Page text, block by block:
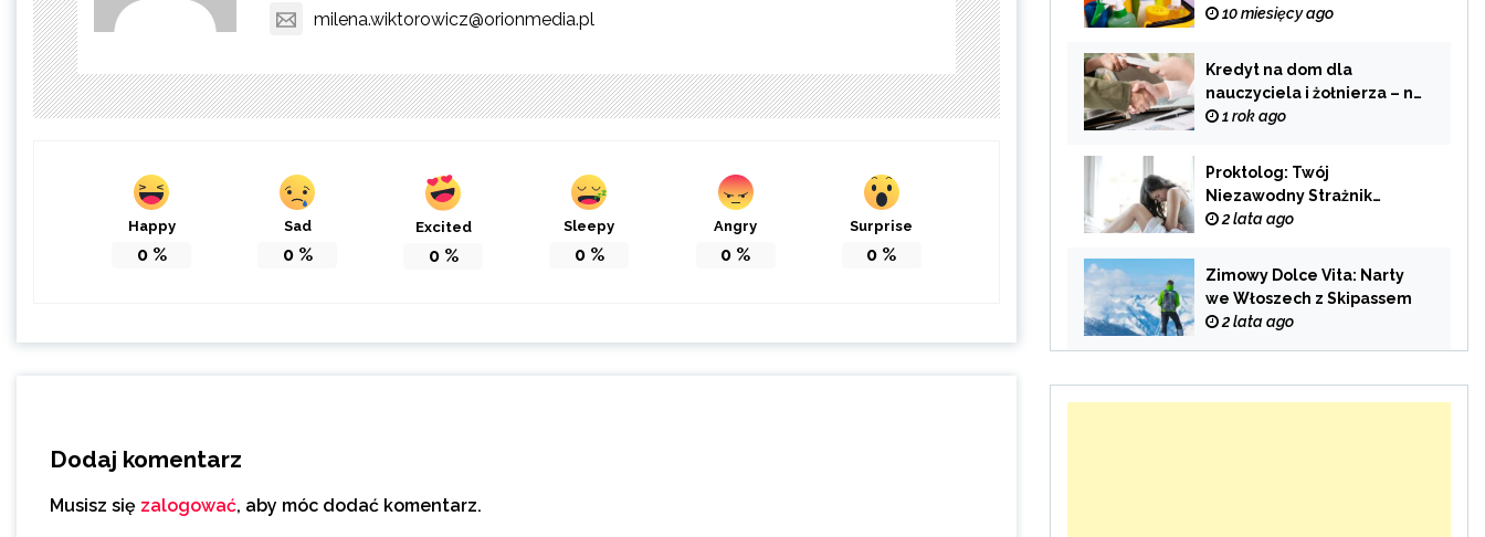
milena.wiktorowicz@orionmedia.pl
Happy
0%
Sad
0%
Excited
0%
Sleepy
0%
Angry
0 %
Surprise
0 %
Dodaj komentarz
Musisz się zalogować, aby móc dodać komentarz.
swojego domu?
10 miesięcy ago
Kredyt na dom dla
nauczyciela i żołnierza – na
co zwrócić uwagę przy
1 rok ago
Proktolog: Twój
Niezawodny Strażnik
Zdrowia Układu
2 lata ago
Zimowy Dolce Vita: Narty
we Włoszech z Skipassem
2 lata ago